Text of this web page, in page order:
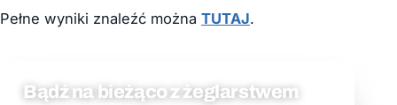
Pełne wyniki znaleźć można TUTAJ.
Bądź na bieżąco z żeglarstwem